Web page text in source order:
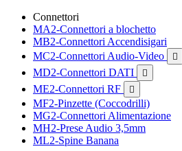
Connettori
MA2-Connettori a blochetto
MB2-Connettori Accendisigari
MC2-Connettori Audio-Video

MD2-Connettori DATI 
ME2-Connettori RF 
MF2-Pinzette (Coccodrilli)
MG2-Connettori Alimentazione
MH2-Prese Audio 3,5mm
ML2-Spine Banana